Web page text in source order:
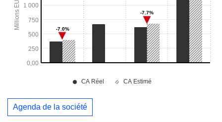
Agenda de la société